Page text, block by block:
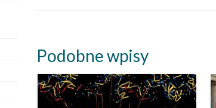
Podobne wpisy